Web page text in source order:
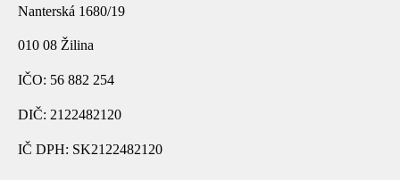
Nanterská 1680/19
010 08 Žilina
IČO: 56 882 254
DIČ: 2122482120
IČ DPH: SK2122482120